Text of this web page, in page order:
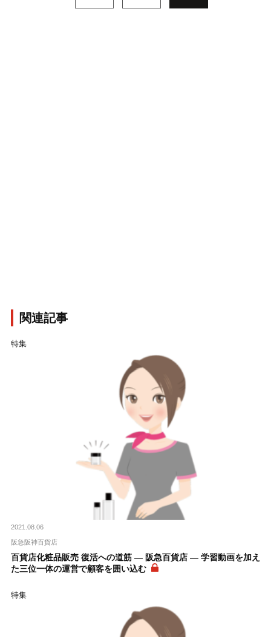
関連記事
特集
2021.08.06
阪急阪神百貨店
百貨店化粧品販売 復活への道筋 ― 阪急百貨店 ― 学習動画を加え
た三位一体の運営で顧客を囲い込む
特集